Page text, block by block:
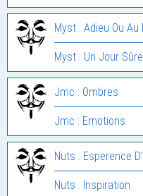
Myst : Adieu Ou Au
Myst : Un Jour
Jmc : Ombres
Jmc : Emotions
Nuts : Esperence
Nuts : Inspiration